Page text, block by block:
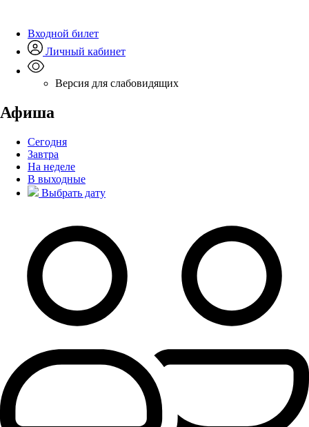
Входной билет
Личный кабинет
Версия для слабовидящих
Афиша
Сегодня
Завтра
На неделе
В выходные
Выбрать дату